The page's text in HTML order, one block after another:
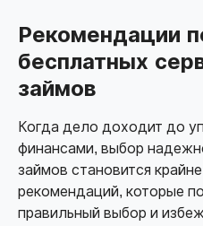
Рекомендации
бесплатных
займов
Когда дело доходит до
финансами, выбор
займов становится
рекомендаций, которые
правильный выбор и